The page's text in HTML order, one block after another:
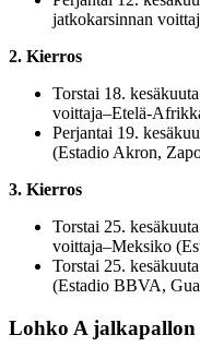
jatkokarsinnan
2. Kierros
Torstai 18.
voittaja–Etelä-
Perjantai 19.
(Estadio Akron,
3. Kierros
Torstai 25.
voittaja–Meksiko
Torstai 25.
(Estadio BBVA,
Lohko A jalkapallon